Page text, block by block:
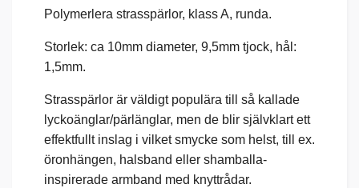
Polymerlera strasspärlor, klass A, runda.
Storlek: ca 10mm diameter, 9,5mm tjock, hål:
1,5mm.
Strasspärlor är väldigt populära till så kallade
lyckoänglar/pärlänglar, men de blir självklart ett
effektfullt inslag i vilket smycke som helst, till ex.
öronhängen, halsband eller shamballa-
inspirerade armband med knyttrådar.